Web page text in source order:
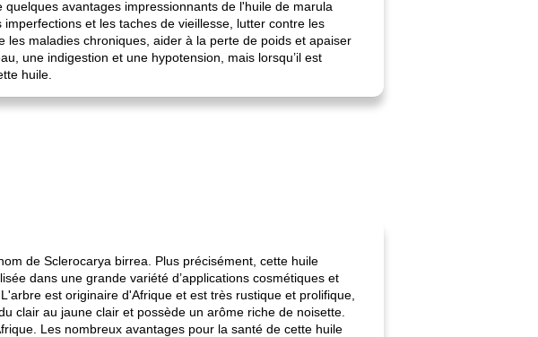
avantages impressionnants de l'huile de marula
et les taches de vieillesse, lutter contre les
maladies chroniques, aider à la perte de poids et apaiser
une indigestion et une hypotension, mais lorsqu’il est
huile.
de Sclerocarya birrea. Plus précisément, cette huile
dans une grande variété d’applications cosmétiques et
est originaire d'Afrique et est très rustique et prolifique,
clair au jaune clair et possède un arôme riche de noisette.
Les nombreux avantages pour la santé de cette huile